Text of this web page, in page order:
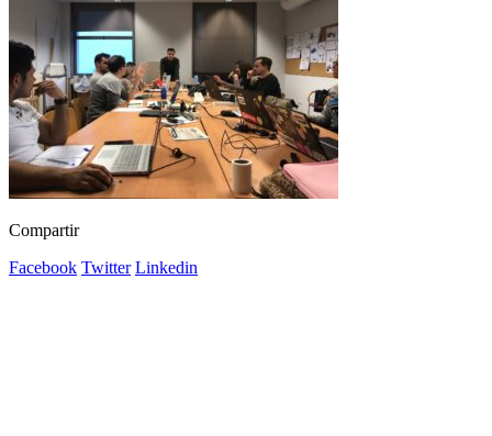
Compartir
Facebook Twitter Linkedin